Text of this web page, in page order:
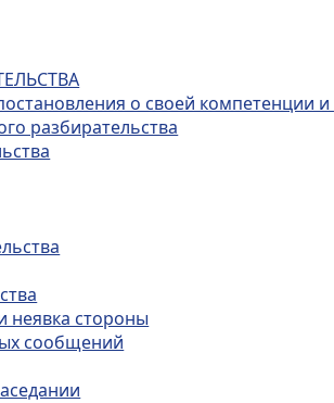
о своей
разбирательства
неявка стороны
сообщений